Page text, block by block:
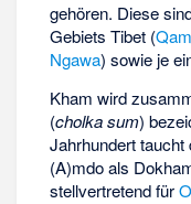
gehören. Diese
Gebiets Tibet (
Ngawa) sowie je
Kham wird
(cholka sum)
Jahrhundert
(A)mdo als
stellvertretend für